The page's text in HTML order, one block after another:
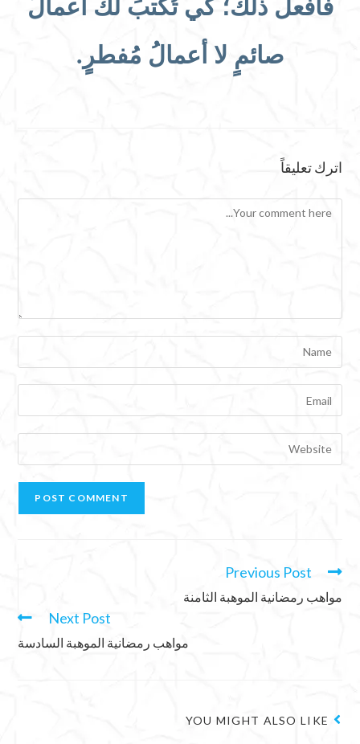
فافعل ذلك؛ كي تُكتبَ لك أعمالُ
صائمٍ لا أعمالُ مُفطرٍ.
اترك تعليقاً
Previous Post
مواهب رمضانية الموهبة الثامنة
Next Post
مواهب رمضانية الموهبة السادسة
YOU MIGHT ALSO LIKE